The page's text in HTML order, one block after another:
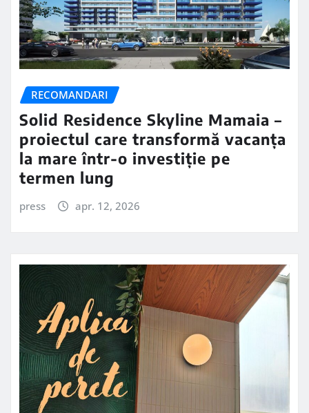
RECOMANDARI
Solid Residence Skyline Mamaia –
proiectul care transformă vacanța
la mare într-o investiție pe
termen lung
press apr. 12, 2026